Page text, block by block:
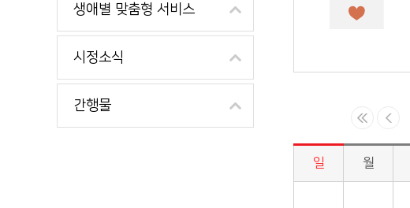
생애별 맞춤형 서비스
시정소식
간행물
시정소식>시정 캘린더 게시판의 (2025년 05월) 달력형태로 일정명, 일정내용을 제공합니다.
일 월